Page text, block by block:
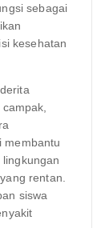
sebagai
kesehatan
membantu
rentan.
siswa